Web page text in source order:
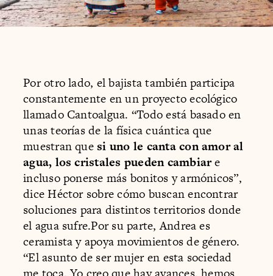
Por otro lado, el bajista también participa
constantemente en un proyecto ecológico
llamado Cantoalgua. “Todo está basado en
unas teorías de la física cuántica que
muestran quesi uno le canta con amor al
agua, los cristales pueden cambiare
incluso ponerse más bonitos y armónicos”,
dice Héctor sobre cómo buscan encontrar
soluciones para distintos territorios donde
el agua sufre.Por su parte, Andrea es
ceramista y apoya movimientos de género.
“El asunto de ser mujer en esta sociedad